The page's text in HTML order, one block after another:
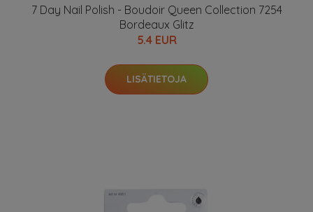
7 Day Nail Polish - Boudoir Queen Collection 7254
Bordeaux Glitz
5.4 EUR
LISÄTIETOJA